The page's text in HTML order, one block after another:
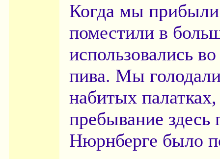
Когда мы
поместили в
использовались
пива. Мы
набитых
пребывание здесь
Нюрнберге было